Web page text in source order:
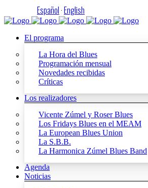
Español·English
El programa
La Hora del Blues
Programación mensual
Novedades recibidas
Críticas
Los realizadores
Vicente Zúmel y Roser Blues
Los Fridays Blues en el MEAM
La European Blues Union
La S.B.B.
La Harmonica Zúmel Blues Band
Agenda
Noticias